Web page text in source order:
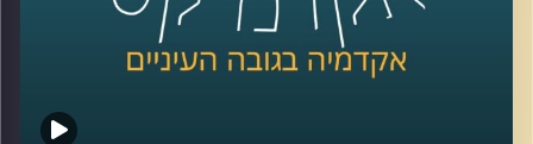
המיניות של בני נוער, על האופן בו בעזרת
החלטה מודעת של יוצרים ניתן להעלות מודעות
בנושאים הקשורים בחינוך מיני, והשימוש
בהומור יכול לגרום לבלבול (ספויילר – לכו תעשו